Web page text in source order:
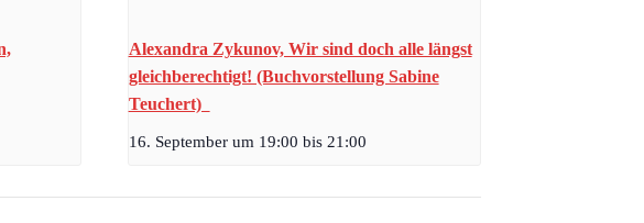
Alexandra Zykunov, Wir sind doch alle längst
gleichberechtigt! (Buchvorstellung Sabine
Teuchert)
16. September um 19:00 bis 21:00